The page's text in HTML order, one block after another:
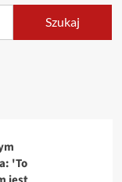
Szukaj
'To